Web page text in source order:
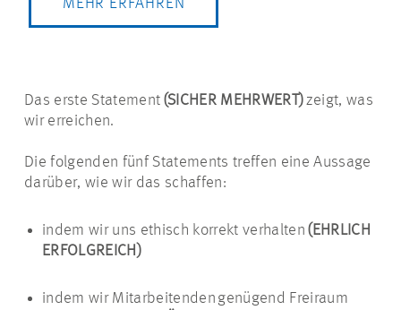
MEHR ERFAHREN
Das erste Statement (SICHER MEHRWERT)zeigt, was
wir erreichen.
Die folgenden fünf Statements treffen eine Aussage
darüber, wie wir das schaffen:
indem wir uns ethisch korrekt verhalten (EHRLICH
ERFOLGREICH)
indem wir Mitarbeitenden genügend Freiraum